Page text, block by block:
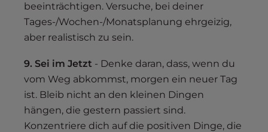
beeinträchtigen. Versuche, bei deiner
Tages-/Wochen-/Monatsplanung ehrgeizig,
aber realistisch zu sein.
9. Sei im Jetzt - Denke daran, dass, wenn du
vom Weg abkommst, morgen ein neuer Tag
ist. Bleib nicht an den kleinen Dingen
hängen, die gestern passiert sind.
Konzentriere dich auf die positiven Dinge, die